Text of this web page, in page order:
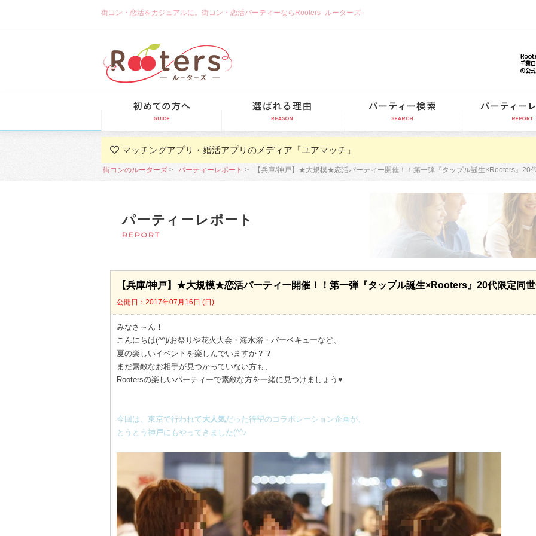
街コン・恋活をカジュアルに。街コン・恋活パーティーならRooters -ルーターズ-
マッチングアプリ・婚活アプリのメディア「ユアマッチ」
街コンのルーターズ パーティーレポート 【兵庫/神戸】★大規模★恋活パーティー開催！！第一弾『タップル誕生×Rooters』20
パーティーレポート
REPORT
【兵庫/神戸】★大規模★恋活パーティー開催！！第一弾『タップル誕生×Rooters』20代限定同
公開日：2017年07月16日 (日)
みなさ～ん！
こんにちは(^^)/お祭りや花火大会・海水浴・バーベキューなど、
夏の楽しいイベントを楽しんでいますか？？
まだ素敵なお相手が見つかっていない方も、
Rootersの楽しいパーティーで素敵な方を一緒に見つけましょう♥
今回は、東京で行われて大人気だった待望のコラボレーション企画が、
とうとう神戸にもやってきました(^^♪